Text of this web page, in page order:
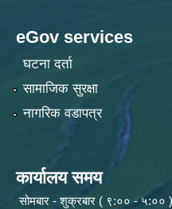
eGov services
घटना दर्ता
सामाजिक सुरक्षा
नागरिक वडापत्र
कार्यालय समय
सोमबार - शुक्रबार ( ९:०० - ५:००